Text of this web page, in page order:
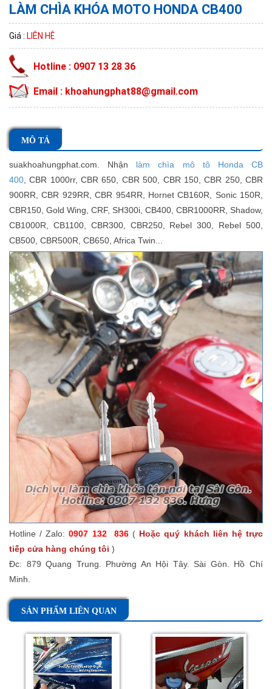
LÀM CHÌA KHÓA MOTO HONDA CB400
Giá : LIÊN HỆ
Hotline : 0907 13 28 36
Email : khoahungphat88@gmail.com
MÔ TẢ
suakhoahungphat.com. Nhận làm chìa mô tô HondaCB
400 ,CBR 1000rr, CBR 650, CBR 500, CBR 150, CBR 250, CBR
900RR, CBR 929RR, CBR 954RR, Hornet CB160R, Sonic 150R,
CBR150, Gold Wing, CRF, SH300i, CB400, CBR1000RR, Shadow,
CB1000R, CB1100, CBR300, CBR250, Rebel 300, Rebel 500,
CB500, CBR500R, CB650, Africa Twin...
Hotline / Zalo: 0907 132 836 ( Hoặc quý khách liên hệ trực
tiếp cửa hàng chúng tôi )
Đc: 879 Quang Trung. Phường An Hội Tây. Sài Gòn. Hồ Chí
Minh.
SẢN PHẨM LIÊN QUAN